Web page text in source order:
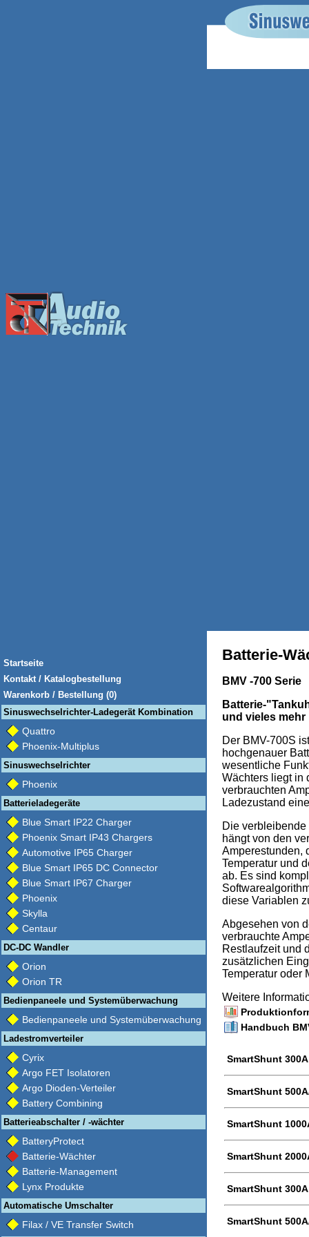
Startseite
Kontakt / Katalogbestellung
Warenkorb / Bestellung (0)
Sinuswechselrichter-Ladegerät Kombination
Quattro
Phoenix-Multiplus
Sinuswechselrichter
Phoenix
Batterieladegeräte
Blue Smart IP22 Charger
Phoenix Smart IP43 Chargers
Automotive IP65 Charger
Blue Smart IP65 DC Connector
Blue Smart IP67 Charger
Phoenix
Skylla
Centaur
DC-DC Wandler
Orion
Orion TR
Bedienpaneele und Systemüberwachung
Bedienpaneele und Systemüberwachung
Ladestromverteiler
Cyrix
Argo FET Isolatoren
Argo Dioden-Verteiler
Battery Combining
Batterieabschalter / -wächter
BatteryProtect
Batterie-Wächter
Batterie-Management
Lynx Produkte
Automatische Umschalter
Filax / VE Transfer Switch
Batterie-
BMV -700 Serie
Batterie-
und vieles mehr
Der BMV-700S
hochgenauer
wesentliche
Wächters liegt in
verbrauchten
Ladezustand
Die
hängt von den
Amperestunden,
Temperatur und
ab. Es sind
diese Variablen
Abgesehen von
verbrauchte
Restlaufzeit und
zusätzlichen
Temperatur oder
Weitere
Handbuch
SmartShunt 300A
SmartShunt
SmartShunt
SmartShunt
SmartShunt 300A
SmartShunt